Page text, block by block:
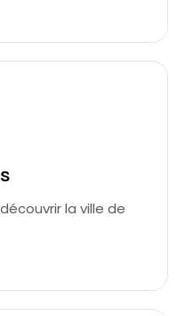
la ville de